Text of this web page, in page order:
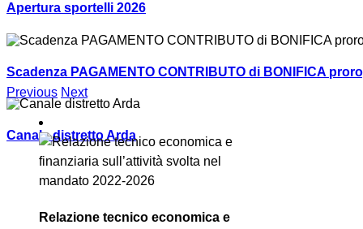
Apertura sportelli 2026
Scadenza PAGAMENTO CONTRIBUTO di BONIFICA
Canale distretto Arda
Previous Next
Relazione tecnico economica e